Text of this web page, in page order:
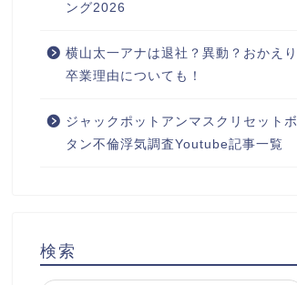
ング2026
横山太一アナは退社？異動？おかえり
卒業理由についても！
ジャックポットアンマスクリセットボ
タン不倫浮気調査Youtube記事一覧
検索